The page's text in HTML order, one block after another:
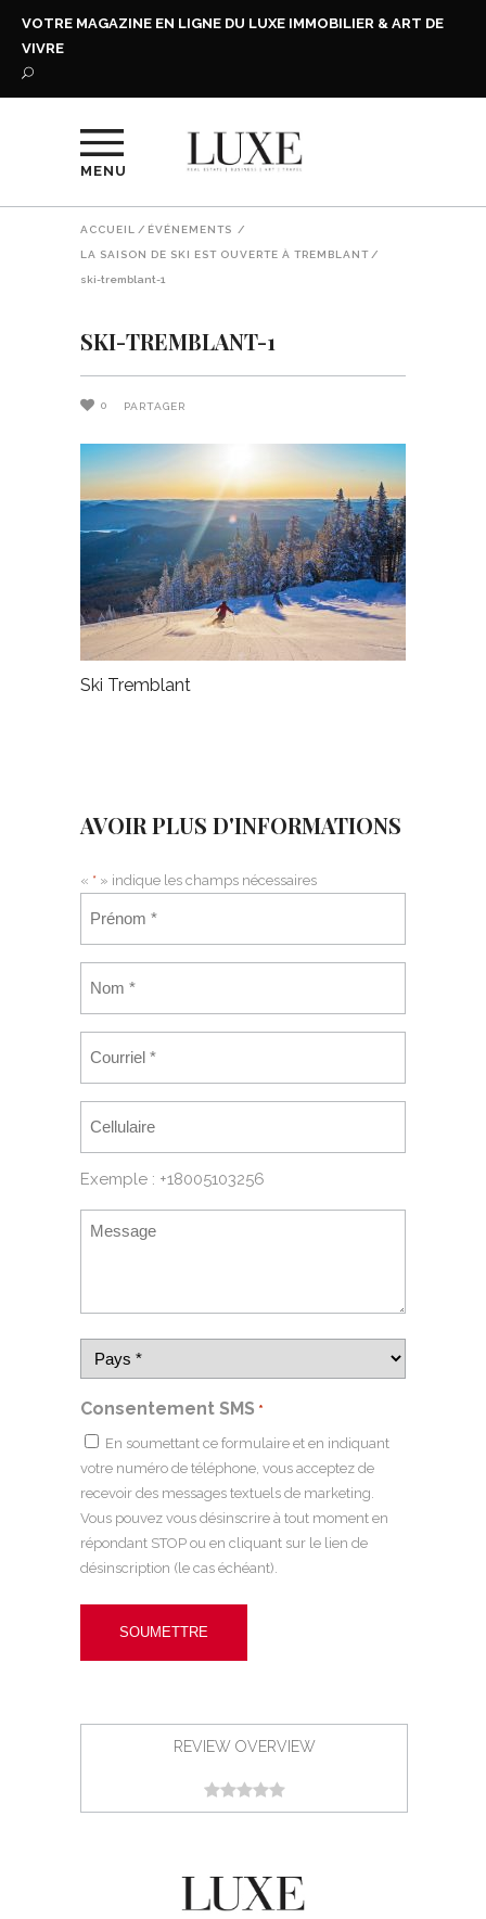
VOTRE MAGAZINE EN LIGNE DU LUXE IMMOBILIER & ART DE
VIVRE
MENU
ACCUEIL / ÉVÉNEMENTS /
LA SAISON DE SKI EST OUVERTE À TREMBLANT /
ski-tremblant-1
SKI-TREMBLANT-1
0 PARTAGER
Ski Tremblant
AVOIR PLUS D'INFORMATIONS
« * » indique les champs nécessaires
Exemple : +18005103256
Consentement SMS *
En soumettant ce formulaire et en indiquant
votre numéro de téléphone, vous acceptez de
recevoir des messages textuels de marketing.
Vous pouvez vous désinscrire à tout moment en
répondant STOP ou en cliquant sur le lien de
désinscription (le cas échéant).
REVIEW OVERVIEW